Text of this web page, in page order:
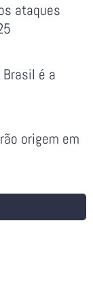
ataques
é a
origem em